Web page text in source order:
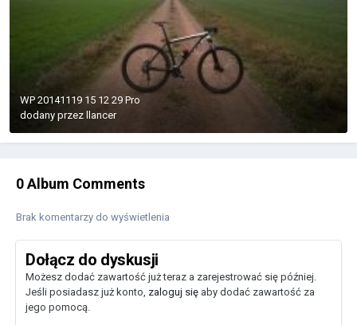
WP 20141119 15 12 29 Pro
dodany przez
llancer
0 Album Comments
Brak komentarzy do wyświetlenia
Dołącz do dyskusji
Możesz dodać zawartość już teraz a zarejestrować się później.
Jeśli posiadasz już konto, zaloguj się aby dodać zawartość za
jego pomocą.